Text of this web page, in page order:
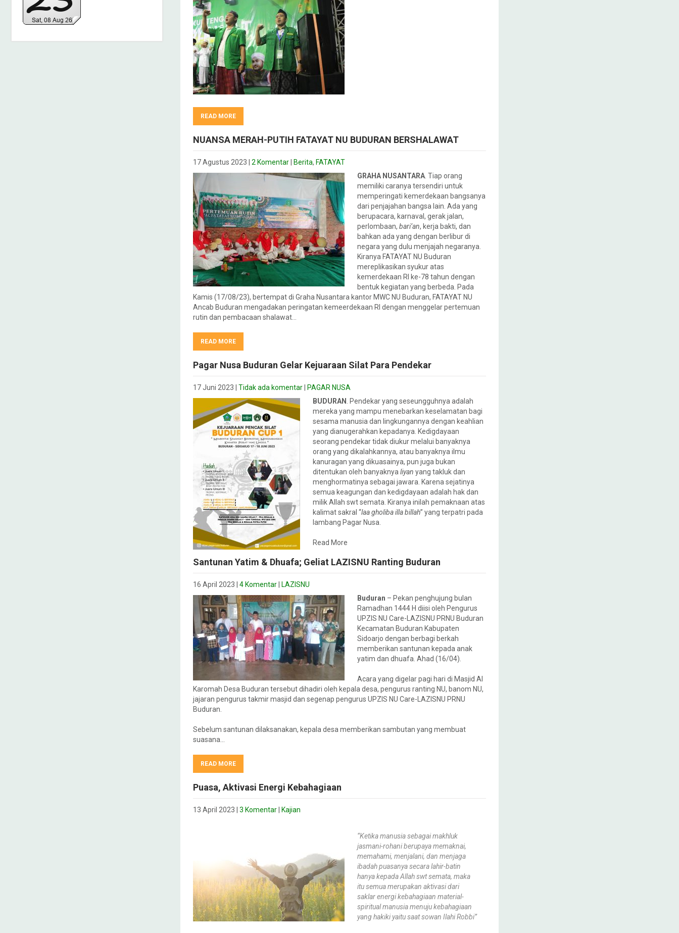
READ MORE
NUANSA MERAH-PUTIH FATAYAT NU BUDURAN BERSHALAWAT
17 Agustus 2023 2 Komentar Berita, FATAYAT
GRAHA NUSANTARA . Tiap orang
memiliki caranya tersendiri untuk
memperingati kemerdekaan bangsanya
dari penjajahan bangsa lain. Ada yang
berupacara, karnaval, gerak jalan,
perlombaan, bari’an, kerja bakti, dan
bahkan ada yang dengan berlibur di
negara yang dulu menjajah negaranya.
Kiranya FATAYAT NU Buduran
mereplikasikan syukur atas
kemerdekaan RI ke-78 tahun dengan
bentuk kegiatan yang berbeda. Pada
Kamis (17/08/23), bertempat di Graha Nusantara kantor MWC NU Buduran, FATAYAT NU
Ancab Buduran mengadakan peringatan kemeerdekaan RI dengan menggelar pertemuan
rutin dan pembacaan shalawat…
READ MORE
Pagar Nusa Buduran Gelar Kejuaraan Silat Para Pendekar
17 Juni 2023 Tidak ada komentar
PAGAR NUSA
BUDURAN
. Pendekar yang seseungguhnya adalah
mereka yang mampu menebarkan keselamatan bagi
sesama manusia dan lingkungannya dengan keahlian
yang dianugerahkan kepadanya. Kedigdayaan
seorang pendekar tidak diukur melalui banyaknya
orang yang dikalahkannya, atau banyaknya ilmu
kanuragan yang dikuasainya, pun juga bukan
ditentukan oleh banyaknya liyan yang takluk dan
menghormatinya sebagai jawara. Karena sejatinya
semua keagungan dan kedigdayaan adalah hak dan
milik Allah swt semata. Kiranya inilah pemaknaan atas
kalimat sakral “laa gholiba illa billah” yang terpatri pada
lambang Pagar Nusa.
Read More
Santunan Yatim & Dhuafa; Geliat LAZISNU Ranting Buduran
16 April 2023 4 Komentar
LAZISNU
Buduran – Pekan penghujung bulan
Ramadhan 1444 H diisi oleh Pengurus
UPZIS NU Care-LAZISNU PRNU Buduran
Kecamatan Buduran Kabupaten
Sidoarjo dengan berbagi berkah
memberikan santunan kepada anak
yatim dan dhuafa. Ahad (16/04).
Acara yang digelar pagi hari di Masjid Al
Karomah Desa Buduran tersebut dihadiri oleh kepala desa, pengurus ranting NU, banom NU,
jajaran pengurus takmir masjid dan segenap pengurus UPZIS NU Care-LAZISNU PRNU
Buduran.
Sebelum santunan dilaksanakan, kepala desa memberikan sambutan yang membuat
suasana…
READ MORE
Puasa, Aktivasi Energi Kebahagiaan
13 April 2023 3 Komentar Kajian
“Ketika manusia sebagai makhluk
jasmani-rohani berupaya memaknai,
memahami, menjalani, dan menjaga
ibadah puasanya secara lahir-batin
hanya kepada Allah swt semata, maka
itu semua merupakan aktivasi dari
saklar energi kebahagiaan material-
spiritual manusia menuju kebahagiaan
yang hakiki yaitu saat sowan Ilahi Robbi”